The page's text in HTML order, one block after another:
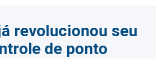
revolucionou seu
de ponto